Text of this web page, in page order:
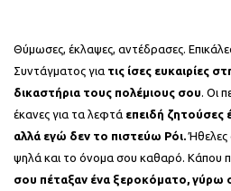
Θύμωσες, έκλαψες, αντέδρασες.
Συντάγματος για τις ίσες ευκαιρίες
δικαστήρια τους πολέμιους σου . Οι
έκανες για τα λεφτά επειδή ζητούσες
αλλά εγώ δεν το πιστεύω Ρόι. Ήθελες
ψηλά και το όνομα σου καθαρό. Κάπου
σου πέταξαν ένα ξεροκόματο, γύρω